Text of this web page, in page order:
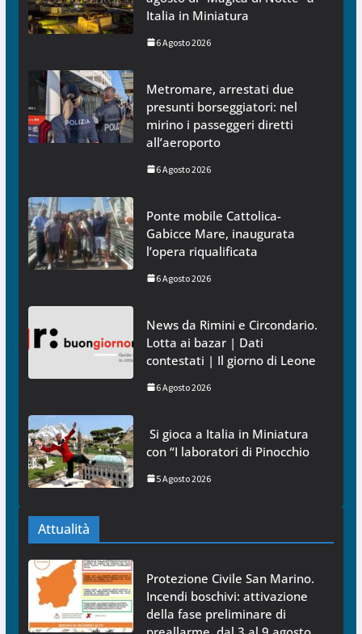
Italia in Miniatura
6 Agosto 2026
Metromare, arrestati due
presunti borseggiatori: nel
mirino i passeggeri diretti
all’aeroporto
6 Agosto 2026
Ponte mobile Cattolica-
Gabicce Mare, inaugurata
l’opera riqualificata
6 Agosto 2026
News da Rimini e Circondario.
Lotta ai bazar | Dati
contestati | Il giorno di Leone
6 Agosto 2026
Si gioca a Italia in Miniatura
con “I laboratori di Pinocchio
5 Agosto 2026
Attualità
Protezione Civile San Marino.
Incendi boschivi: attivazione
della fase preliminare di